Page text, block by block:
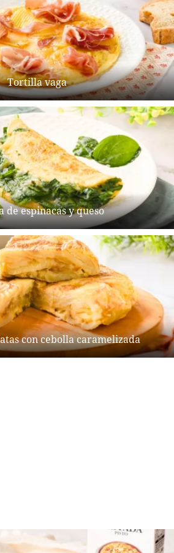
Tortilla vaga
de espinacas y queso
con cebolla caramelizada